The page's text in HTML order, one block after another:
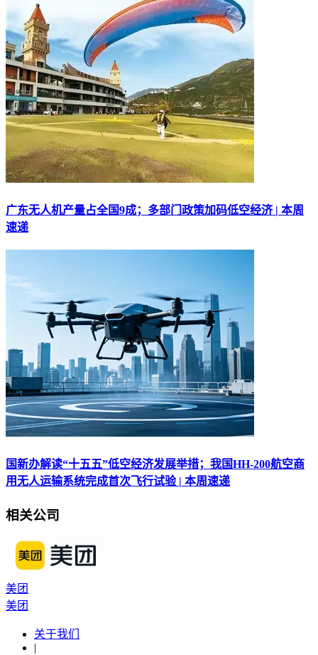
广东无人机产量占全国9成；多部门政策加码低空经济 | 本周
速递
国新办解读“十五五”低空经济发展举措；我国HH-200航空商
用无人运输系统完成首次飞行试验 | 本周速递
相关公司
美团
美团
关于我们
|